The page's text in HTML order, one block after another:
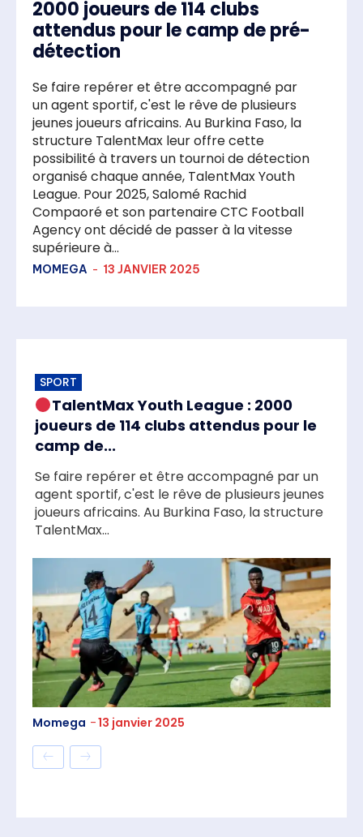
2000 joueurs de 114 clubs
attendus pour le camp de pré-
détection
Se faire repérer et être accompagné par
un agent sportif, c'est le rêve de plusieurs
jeunes joueurs africains. Au Burkina Faso, la
structure TalentMax leur offre cette
possibilité à travers un tournoi de détection
organisé chaque année, TalentMax Youth
League. Pour 2025, Salomé Rachid
Compaoré et son partenaire CTC Football
Agency ont décidé de passer à la vitesse
supérieure à...
MOMEGA - 13 JANVIER 2025
SPORT
TalentMax Youth League : 2000
joueurs de 114 clubs attendus pour le
camp de...
Se faire repérer et être accompagné par un
agent sportif, c'est le rêve de plusieurs jeunes
joueurs africains. Au Burkina Faso, la structure
TalentMax...
Momega -13 janvier 2025